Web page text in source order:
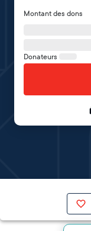
Montant des dons
Donateurs